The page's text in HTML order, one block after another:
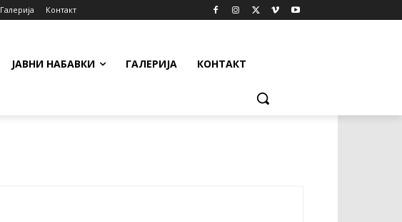
Галерија Контакт
ЈАВНИ НАБАВКИ ГАЛЕРИЈА КОНТАКТ